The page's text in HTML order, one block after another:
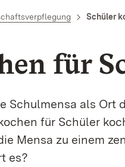
Schüler
für
Schulmensa als Ort
für Schüler
Mensa zu einem
es?